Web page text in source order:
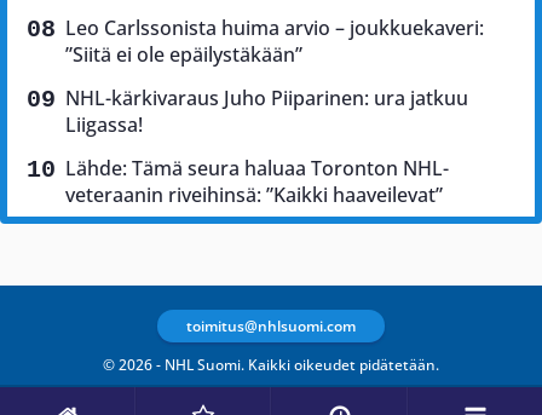
Leo Carlssonista huima arvio – joukkuekaveri:
”Siitä ei ole epäilystäkään”
NHL-kärkivaraus Juho Piiparinen: ura jatkuu
Liigassa!
Lähde: Tämä seura haluaa Toronton NHL-
veteraanin riveihinsä: ”Kaikki haaveilevat”
© 2026 - NHL Suomi. Kaikki oikeudet pidätetään.
toimitus@nhlsuomi.com